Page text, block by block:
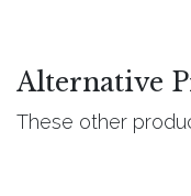
Alternative
These other